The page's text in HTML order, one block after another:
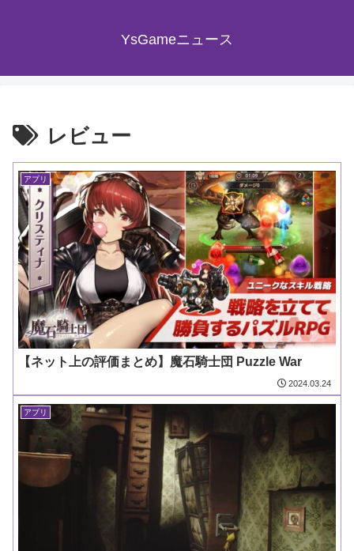
YsGameニュース
レビュー
アプリ
【ネット上の評価まとめ】魔石騎士団 Puzzle War
2024.03.24
アプリ